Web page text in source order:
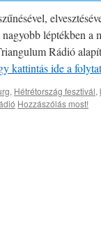
léptékben a
Rádió
kattintás ide a
, Hétrétország fesztivál,
Hozzászólás most!